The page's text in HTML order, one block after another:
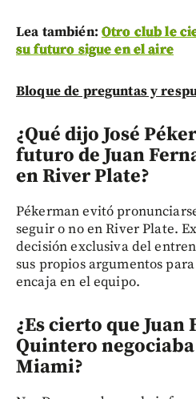
Lea también: Otro club le
su futuro sigue en el aire
Bloque de preguntas y
¿Qué dijo José
futuro de Juan
en River Plate?
Pékerman evitó
seguir o no en River Plate.
decisión exclusiva del
sus propios argumentos
encaja en el equipo.
¿Es cierto que Juan
Quintero
Miami?